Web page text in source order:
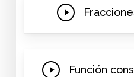
Play
Play
Función